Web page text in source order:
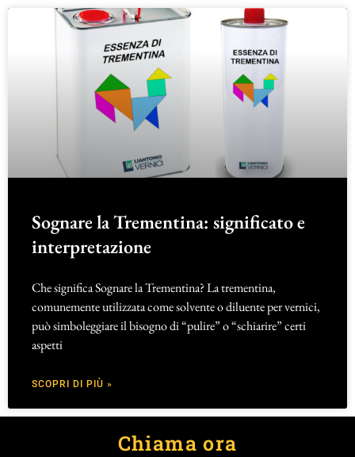
Sognare la Trementina: significato e
interpretazione
Che significa Sognare la Trementina? La trementina,
comunemente utilizzata come solvente o diluente per vernici,
può simboleggiare il bisogno di “pulire” o “schiarire” certi
aspetti
SCOPRI DI PIÙ »
Chiama ora